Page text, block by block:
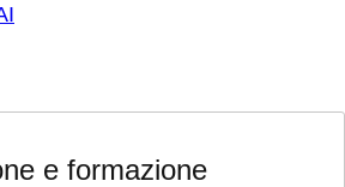
e formazione